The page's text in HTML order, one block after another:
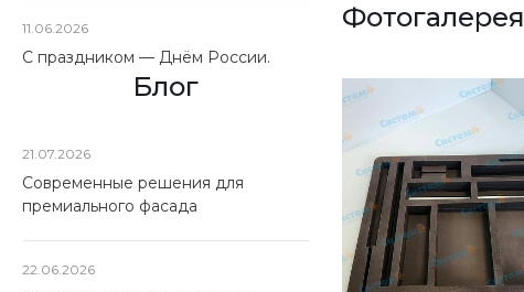
11.06.2026
С праздником — Днём России.
Блог
21.07.2026
Современные решения для
премиального фасада
22.06.2026
Фотогалерея